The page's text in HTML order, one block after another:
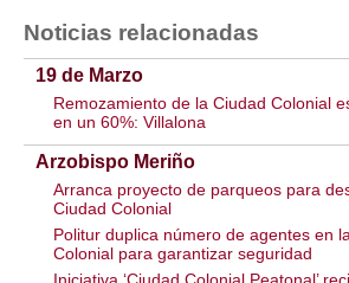
Noticias relacionadas
19 de Marzo
Remozamiento de la Ciudad Colonial
en un 60%: Villalona
Arzobispo Meriño
Arranca proyecto de parqueos para
Ciudad Colonial
Politur duplica número de agentes en
Colonial para garantizar seguridad